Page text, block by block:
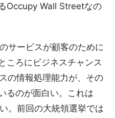
Occupy Wall Streetなの
サービスが顧客のために
ころにビジネスチャンス
の情報処理能力が、その
るのが面白い。これは
。前回の大統領選挙では